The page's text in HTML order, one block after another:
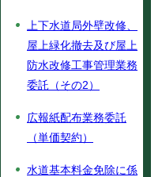
上下水道局外壁改修、
屋上緑化撤去及び屋上
防水改修工事管理業務
委託（その2）
広報紙配布業務委託
（単価契約）
水道基本料金免除に係